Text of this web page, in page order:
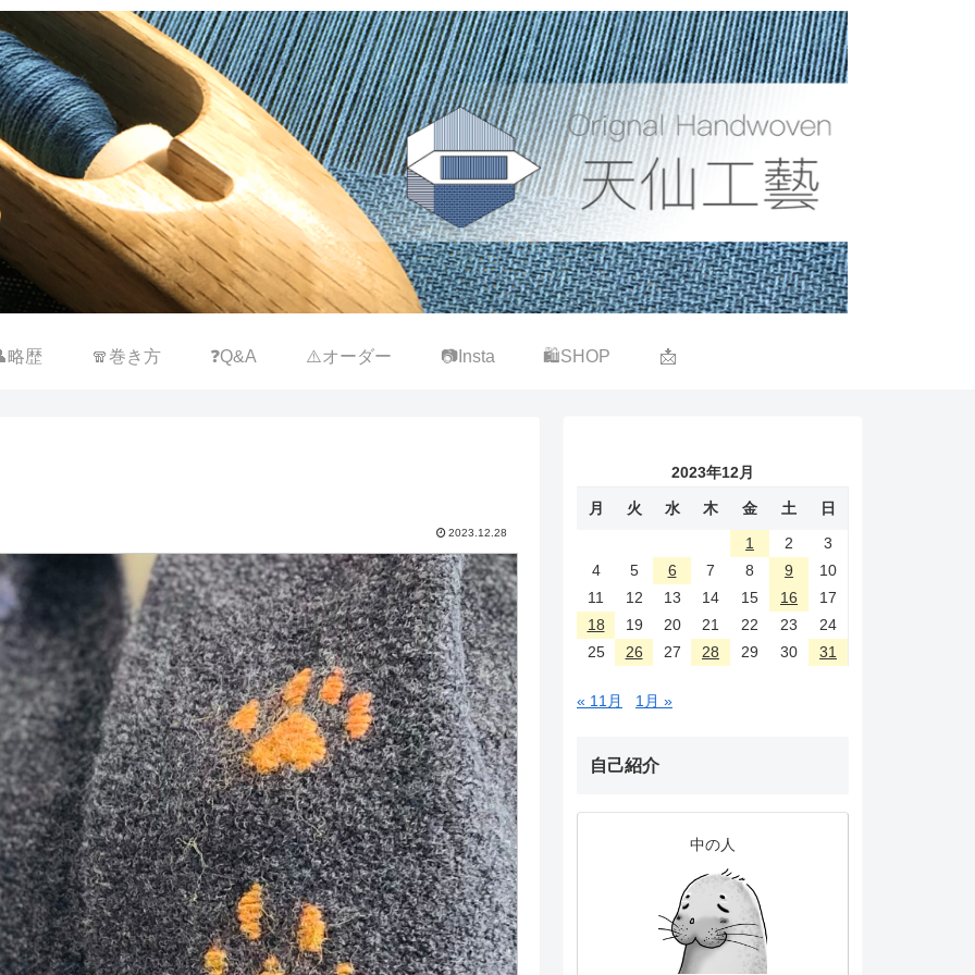
略歴 🧣巻き方 ❓Q&A ⚠️オーダー 📷Insta 🛍SHOP 📩
2023.12.28
2023年12月
月 火 水 木 金 土
日
1
2
3
4
5 6 7 8 9
10
11
12 13 14 15 16
17
18
19 20 21 22 23
24
25
26 27 28 29 30 31
« 11月 1月 »
自己紹介
中の人